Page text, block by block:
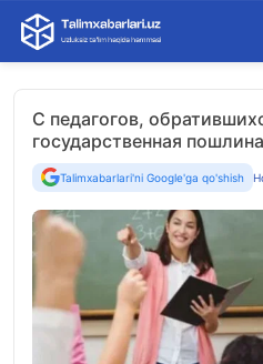
Skip
content
С педагогов,
государственная
Talimxabarlari'ni Google'ga qo'shish